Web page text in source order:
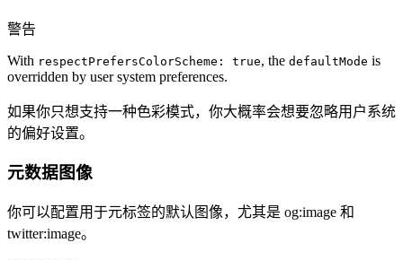
警告
With respectPrefersColorScheme: true, the defaultMode is
overridden by user system preferences.
如果你只想支持一种色彩模式，你大概率会想要忽略用户系统
的偏好设置。
元数据图像
你可以配置用于元标签的默认图像，尤其是 og:image 和
twitter:image。